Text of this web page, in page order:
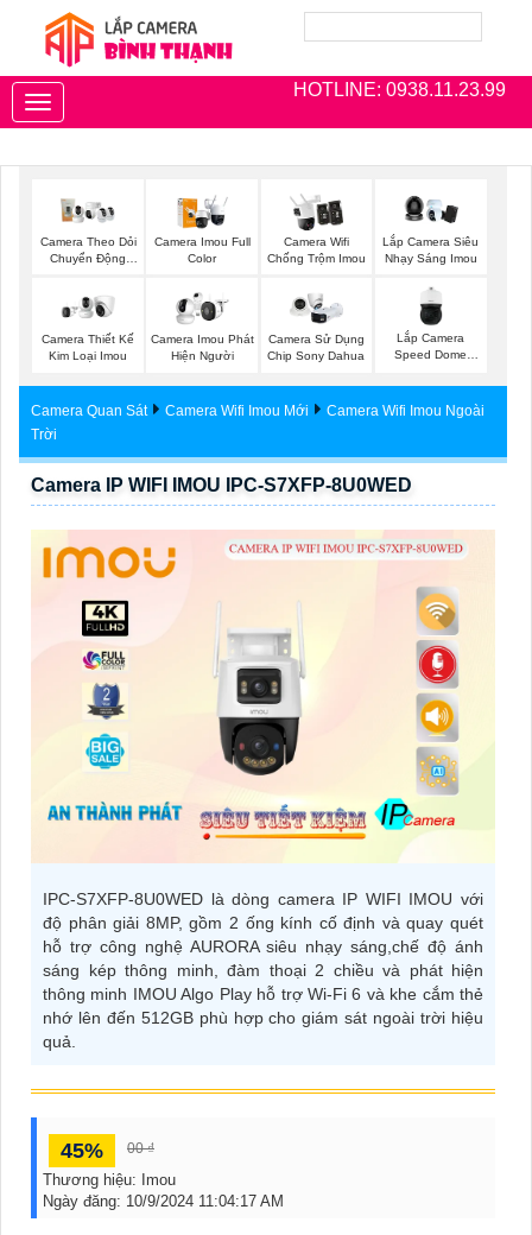
HOTLINE: 0938.11.23.99
Toggle
navigation
Camera Theo Dỏi
Chuyển Động
Camera Imou Full
Color
Camera Wifi
Chống Trộm Imou
Lắp Camera Siêu
Nhạy Sáng Imou
Camera Thiết Kế
Kim Loại Imou
Camera Imou Phát
Hiện Người
Camera Sử Dụng
Chip Sony Dahua
Lắp Camera
Speed Dome
Camera Quan Sát Camera Wifi Imou Mới
Camera Wifi Imou Ngoài
Trời
Camera IP WIFI IMOU IPC-S7XFP-8U0WED
IPC-S7XFP-8U0WED là dòng camera IP WIFI IMOU với
độ phân giải 8MP, gồm 2 ống kính cố định và quay quét
hỗ trợ công nghệ AURORA siêu nhạy sáng,chế độ ánh
sáng kép thông minh, đàm thoại 2 chiều và phát hiện
thông minh IMOU Algo Play hỗ trợ Wi-Fi 6 và khe cắm thẻ
nhớ lên đến 512GB phù hợp cho giám sát ngoài trời hiệu
quả.
45% 00 ₫
Thương hiệu: Imou
Ngày đăng: 10/9/2024 11:04:17 AM